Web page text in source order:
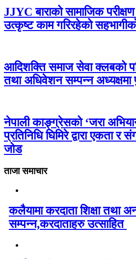
JJYC बाराको सामाजिक
उत्कृष्ट काम गरिरहेको
आदिशक्ति समाज सेवा क्लबको
तथा अधिवेशन सम्पन्न अध्यक्षमा
नेपाली काङ्ग्रेसको ‘जरा
प्रतिनिधि घिमिरे द्वारा एकता
जोड
ताजा समाचार
कलैयामा करदाता शिक्षा तथा
सम्पन्न,करदाताहरु उत्साहित